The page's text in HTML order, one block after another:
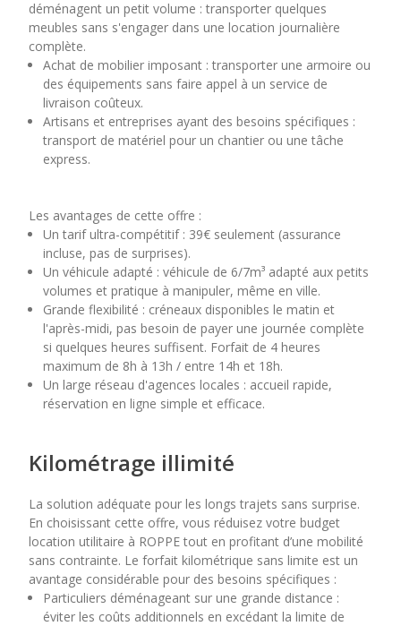
déménagent un petit volume : transporter quelques
meubles sans s'engager dans une location journalière
complète.
Achat de mobilier imposant : transporter une armoire ou
des équipements sans faire appel à un service de
livraison coûteux.
Artisans et entreprises ayant des besoins spécifiques :
transport de matériel pour un chantier ou une tâche
express.
Les avantages de cette offre :
Un tarif ultra-compétitif : 39€ seulement (assurance
incluse, pas de surprises).
Un véhicule adapté : véhicule de 6/7m³ adapté aux petits
volumes et pratique à manipuler, même en ville.
Grande flexibilité : créneaux disponibles le matin et
l'après-midi, pas besoin de payer une journée complète
si quelques heures suffisent. Forfait de 4 heures
maximum de 8h à 13h / entre 14h et 18h.
Un large réseau d'agences locales : accueil rapide,
réservation en ligne simple et efficace.
Kilométrage illimité
La solution adéquate pour les longs trajets sans surprise.
En choisissant cette offre, vous réduisez votre budget
location utilitaire à ROPPE tout en profitant d’une mobilité
sans contrainte. Le forfait kilométrique sans limite est un
avantage considérable pour des besoins spécifiques :
Particuliers déménageant sur une grande distance :
éviter les coûts additionnels en excédant la limite de